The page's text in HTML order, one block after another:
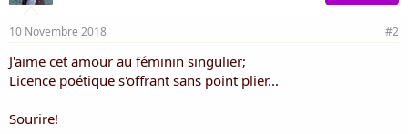
10 Novembre 2018 #2
J'aime cet amour au féminin singulier;
Licence poétique s'offrant sans point plier...
Sourire!